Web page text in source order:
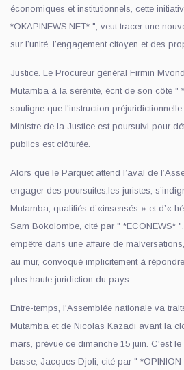
économiques et institutionnels, cette
*OKAPINEWS.NET* ", veut tracer une
sur l’unité, l’engagement citoyen et des
Justice. Le Procureur général Firmin
Mutamba à la sérénité, écrit de son côté "
souligne que l'instruction
Ministre de la Justice est poursuivi pour
publics est clôturée.
Alors que le Parquet attend l’aval de
engager des poursuites,les juristes,
Mutamba, qualifiés d’«insensés » et d’«
Sam Bokolombe, cité par " *ECONEWS*
empêtré dans une affaire de
au mur, convoqué implicitement à
plus haute juridiction du pays.
Entre-temps, l'Assemblée nationale va
Mutamba et de Nicolas Kazadi avant la
mars, prévue ce dimanche 15 juin. C'est
basse, Jacques Djoli, cité par "